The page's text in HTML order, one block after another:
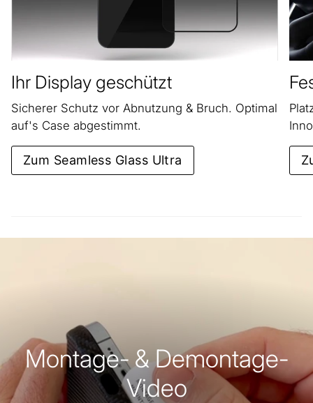
Ihr Display geschützt
Sicherer Schutz vor Abnutzung & Bruch. Optimal
auf's Case abgestimmt.
Zum Seamless Glass Ultra
Montage- & Demontage-
Video